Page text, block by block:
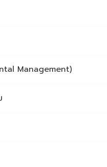
Management)